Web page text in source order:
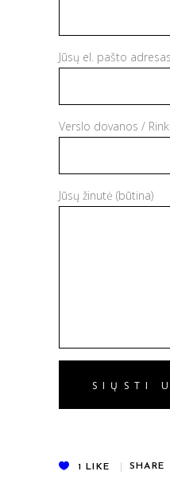
Jūsų el. pašto
Verslo dovanos /
Jūsų žinutė (būtina)
1 LIKE